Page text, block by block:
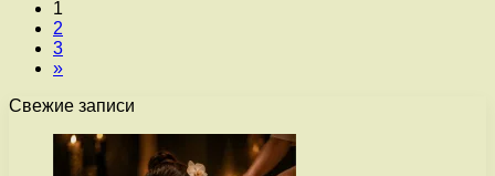
1
2
3
»
Свежие записи